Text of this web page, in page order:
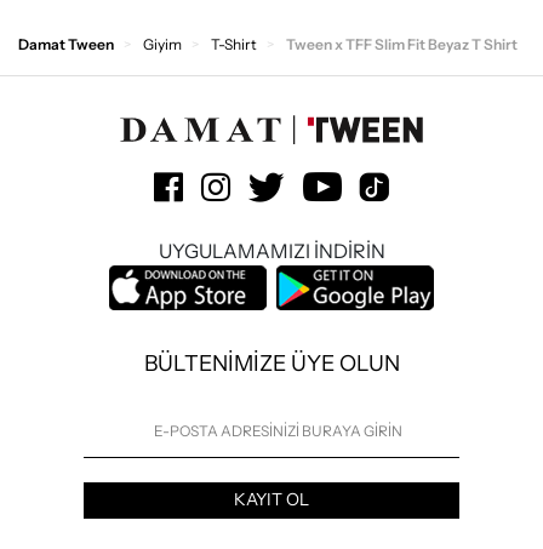
Damat Tween Giyim T-Shirt Tween x TFF Slim Fit Beyaz T Shirt
UYGULAMAMIZI İNDİRİN
BÜLTENİMİZE ÜYE OLUN
KAYIT OL